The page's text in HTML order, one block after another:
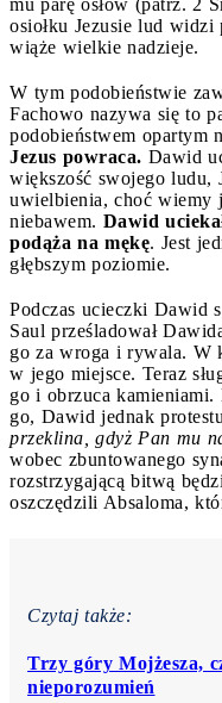
osiołku Jezusie lud
wiąże wielkie nadzieje.
W tym podobieństwie
Fachowo nazywa się to
podobieństwem opartym
Jezus powraca. Dawid
większość swojego ludu,
uwielbienia, choć wiemy
niebawem. Dawid
podąża na mękę. Jest
głębszym poziomie.
Podczas ucieczki Dawid
Saul prześladował
go za wroga i rywala. W
w jego miejsce. Teraz
go i obrzuca
go, Dawid jednak
przeklina, gdyż Pan mu
wobec zbuntowanego
rozstrzygającą bitwą
oszczędzili Absaloma,
Czytaj także:
Trzy góry Mojżesza,
nieporozumień